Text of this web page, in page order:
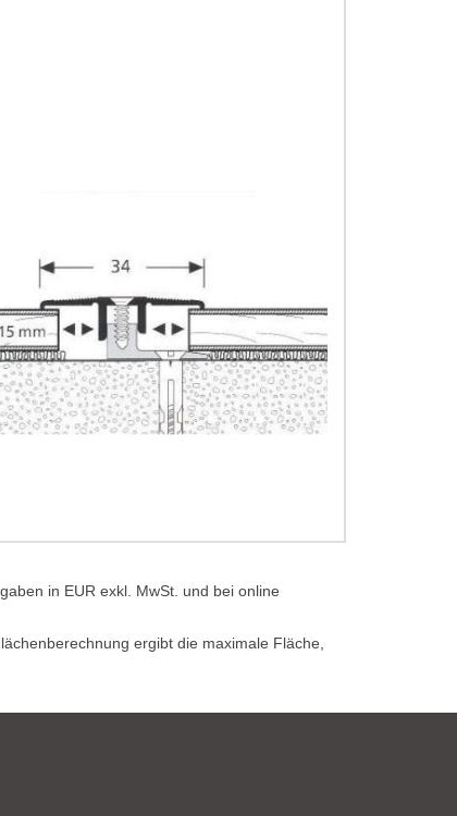
in EUR exkl. MwSt. und bei online
ergibt die maximale Fläche,